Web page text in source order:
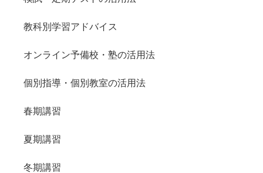
教科別学習アドバイス
オンライン予備校・塾の活用法
個別指導・個別教室の活用法
春期講習
夏期講習
冬期講習